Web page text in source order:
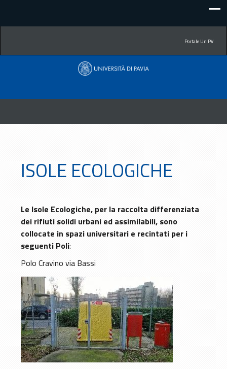
Portale UniPV
ISOLE ECOLOGICHE
Le Isole Ecologiche, per la raccolta differenziata
dei rifiuti solidi urbani ed assimilabili, sono
collocate in spazi universitari e recintati per i
seguenti Poli:
Polo Cravino via Bassi